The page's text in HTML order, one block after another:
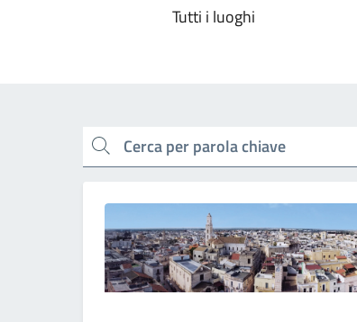
Tutti i luoghi
cerca